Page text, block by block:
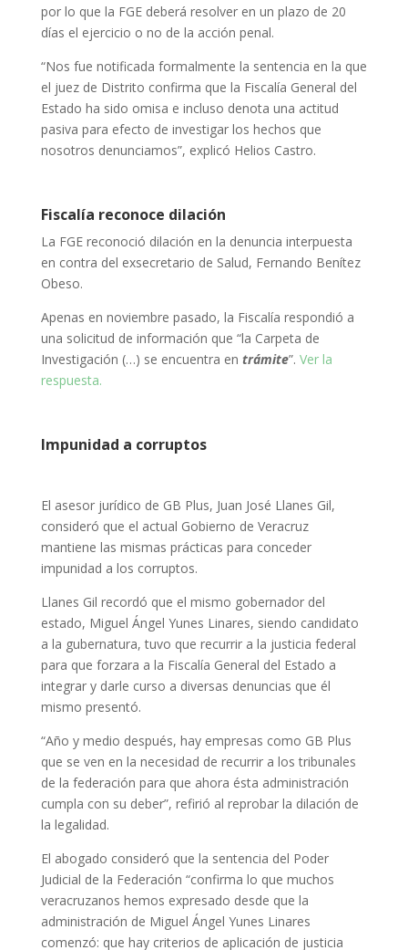
por lo que la FGE deberá resolver en un plazo de 20
días el ejercicio o no de la acción penal.
“Nos fue notificada formalmente la sentencia en la que
el juez de Distrito confirma que la Fiscalía General del
Estado ha sido omisa e incluso denota una actitud
pasiva para efecto de investigar los hechos que
nosotros denunciamos”, explicó Helios Castro.
Fiscalía reconoce dilación
La FGE reconoció dilación en la denuncia interpuesta
en contra del exsecretario de Salud, Fernando Benítez
Obeso.
Apenas en noviembre pasado, la Fiscalía respondió a
una solicitud de información que “la Carpeta de
Investigación (…) se encuentra en trámite”. Ver la
respuesta.
Impunidad a corruptos
El asesor jurídico de GB Plus, Juan José Llanes Gil,
consideró que el actual Gobierno de Veracruz
mantiene las mismas prácticas para conceder
impunidad a los corruptos.
Llanes Gil recordó que el mismo gobernador del
estado, Miguel Ángel Yunes Linares, siendo candidato
a la gubernatura, tuvo que recurrir a la justicia federal
para que forzara a la Fiscalía General del Estado a
integrar y darle curso a diversas denuncias que él
mismo presentó.
“Año y medio después, hay empresas como GB Plus
que se ven en la necesidad de recurrir a los tribunales
de la federación para que ahora ésta administración
cumpla con su deber”, refirió al reprobar la dilación de
la legalidad.
El abogado consideró que la sentencia del Poder
Judicial de la Federación “confirma lo que muchos
veracruzanos hemos expresado desde que la
administración de Miguel Ángel Yunes Linares
comenzó: que hay criterios de aplicación de justicia